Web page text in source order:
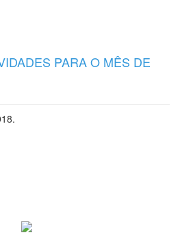
PARA O MÊS DE